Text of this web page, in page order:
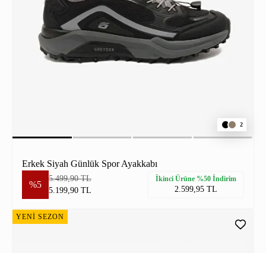
2
Erkek Siyah Günlük Spor Ayakkabı
%5
5.499,90 TL
5.199,90 TL
İkinci Ürüne %50 İndirim
2.599,95 TL
YENİ SEZON